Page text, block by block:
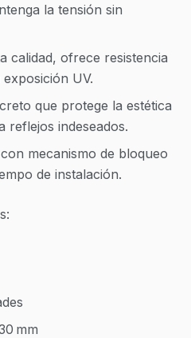
la tensión sin
calidad, ofrece resistencia
UV.
que protege la estética
reflejos indeseados.
mecanismo de bloqueo
de instalación.
mm